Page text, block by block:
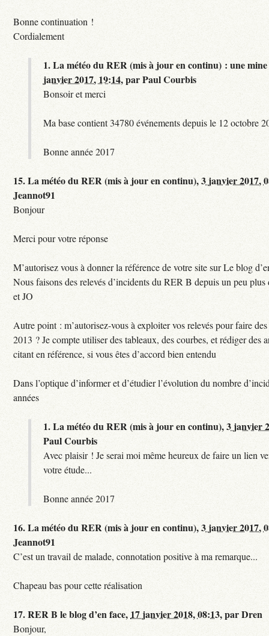
Bonne continuation !
Cordialement
1.La météo du RER (mis à jour en continu) : une
janvier 2017, 19:14,parPaul Courbis
Bonsoir et merci
Ma base contient 34780 événements depuis le 12 octobre
Bonne année 2017
15.La météo du RER (mis à jour en continu),3 janvier 2017,
Jeannot91
Bonjour
Merci pour votre réponse
M’autorisez vous à donner la référence de votre site sur Le blog
Nous faisons des relevés d’incidents du RER B depuis un peu
et JO
Autre point : m’autorisez-vous à exploiter vos relevés pour faire
2013 ? Je compte utiliser des tableaux, des courbes, et rédiger des
citant en référence, si vous êtes d’accord bien entendu
Dans l’optique d’informer et d’étudier l’évolution du nombre
années
1.La météo du RER (mis à jour en continu),3 janvier
Paul Courbis
Avec plaisir ! Je serai moi même heureux de faire un lien
votre étude...
Bonne année 2017
16.La météo du RER (mis à jour en continu),3 janvier 2017,
Jeannot91
C’est un travail de malade, connotation positive à ma remarque...
Chapeau bas pour cette réalisation
17.RER B le blog d’en face, 17 janvier 2018, 08:13,parDren
Bonjour,